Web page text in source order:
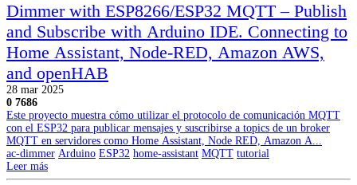
Dimmer with ESP8266/ESP32 MQTT – Publish
and Subscribe with Arduino IDE. Connecting to
Home Assistant, Node-RED, Amazon AWS,
and openHAB
28 mar 2025
0 7686
Este proyecto muestra cómo utilizar el protocolo de comunicación MQTT
con el ESP32 para publicar mensajes y suscribirse a topics de un broker
MQTT en servidores como Home Assistant, Node RED, Amazon A...
ac-dimmer Arduino ESP32 home-assistant MQTT tutorial
Leer más